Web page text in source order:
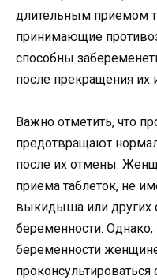
длительным приемом
принимающие
способны
после прекращения их
Важно отметить, что
предотвращают
после их отмены.
приема таблеток, не
выкидыша или других
беременности.
беременности